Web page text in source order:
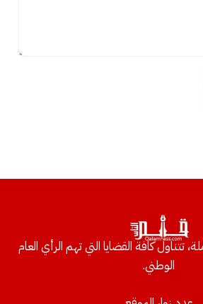
تتناول كافة القضايا التي تهم الرأي العام
الوطني.